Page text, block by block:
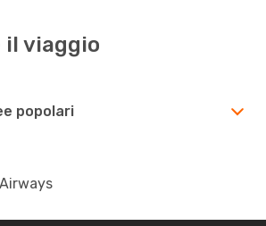
il viaggio
popolari